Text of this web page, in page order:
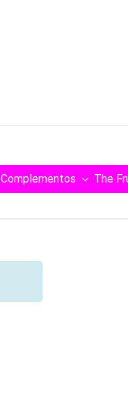
Complementos The